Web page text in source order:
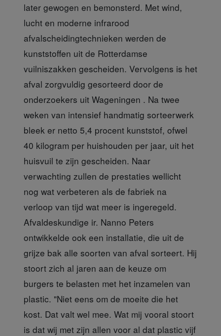
later gewogen en bemonsterd. Met wind,
lucht en moderne infrarood
afvalscheidingtechnieken werden de
kunststoffen uit de Rotterdamse
vuilniszakken gescheiden. Vervolgens is het
afval zorgvuldig gesorteerd door de
onderzoekers uit Wageningen . Na twee
weken van intensief handmatig sorteerwerk
bleek er netto 5,4 procent kunststof, ofwel
40 kilogram per huishouden per jaar, uit het
huisvuil te zijn gescheiden. Naar
verwachting zullen de prestaties wellicht
nog wat verbeteren als de fabriek na
verloop van tijd wat meer is ingeregeld.
Afvaldeskundige ir. Nanno Peters
ontwikkelde ook een installatie, die uit de
grijze bak alle soorten van afval sorteert. Hij
stoort zich al jaren aan de keuze om
burgers te belasten met het inzamelen van
plastic. "Niet eens om de moeite die het
kost. Dat valt wel mee. Wat mij vooral stoort
is dat wij met zijn allen voor al dat plastic vijf